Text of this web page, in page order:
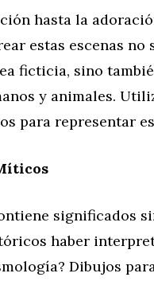
hasta la
estas escenas no
ficticia, sino
y animales.
para representar
significados
haber
Dibujos